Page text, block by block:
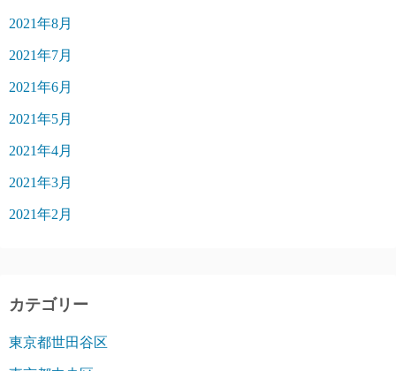
2021年8月
2021年7月
2021年6月
2021年5月
2021年4月
2021年3月
2021年2月
カテゴリー
東京都世田谷区